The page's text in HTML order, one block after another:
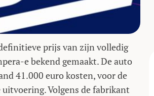
prijs van zijn volledig
e bekend gemaakt. De auto
41.000 euro kosten, voor de
Volgens de fabrikant